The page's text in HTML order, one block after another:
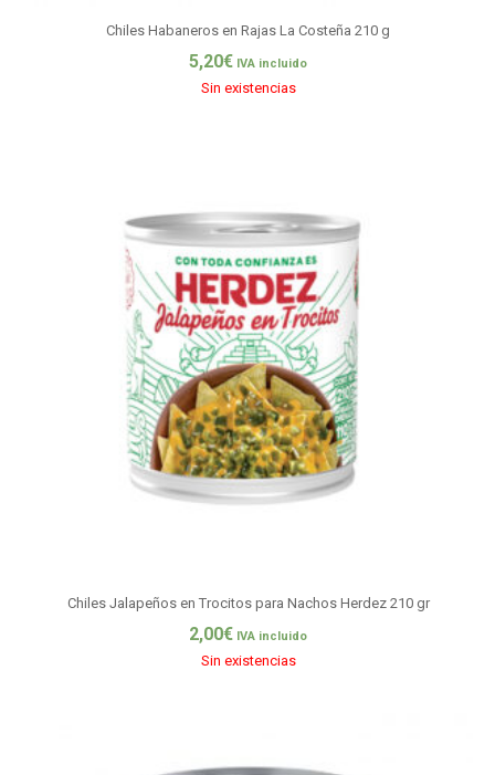
Chiles Habaneros en Rajas La Costeña 210 g
5,20€ IVA incluido
Sin existencias
Chiles Jalapeños en Trocitos para Nachos Herdez 210 gr
2,00€ IVA incluido
Sin existencias